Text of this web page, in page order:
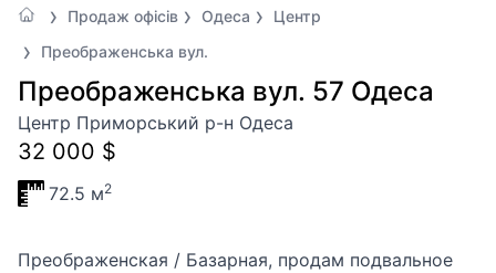
Продаж офісів Одеса
Центр
Преображенська вул.
Преображенська вул. 57 Одеса
Центр Приморський р-н Одеса
32 000 $
72.5 м2
Преображенская / Базарная, продам подвальное